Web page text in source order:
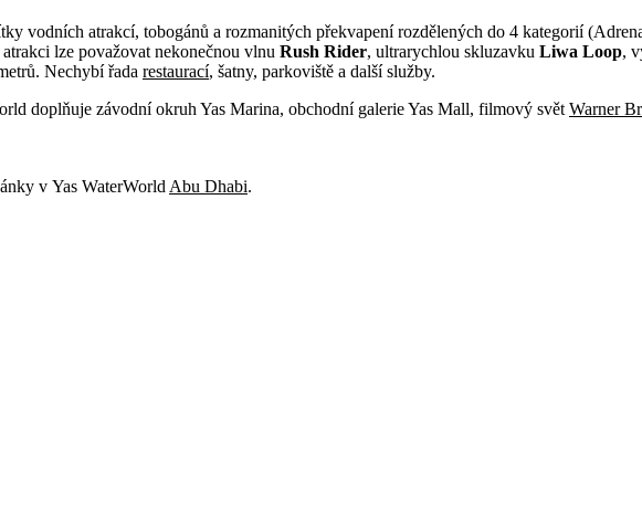
vodních atrakcí, tobogánů a rozmanitých překvapení rozdělených do 4 kategorií
lze považovat nekonečnou vlnu Rush Rider, ultrarychlou skluzavku Liwa Loop,
Nechybí řada restaurací, šatny, parkoviště a další služby.
doplňuje závodní okruh Yas Marina, obchodní galerie Yas Mall, filmový svět Warner
v Yas WaterWorld Abu Dhabi.